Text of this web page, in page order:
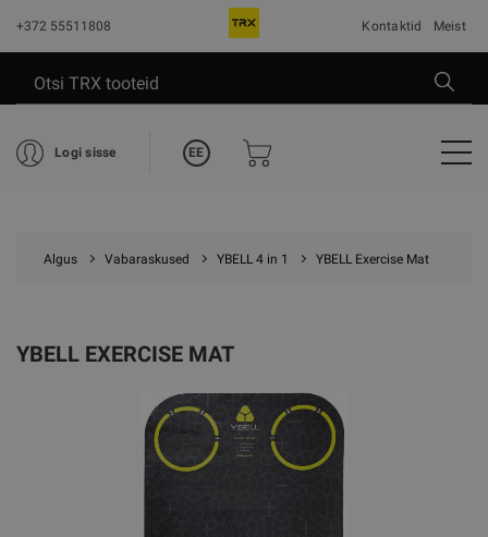
+372 55511808 Kontaktid Meist
Logi sisse EE
Algus Vabaraskused YBELL 4 in 1 YBELL Exercise Mat
YBELL EXERCISE MAT